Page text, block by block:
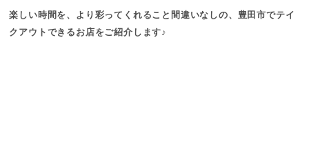
楽しい時間を、より彩ってくれること間違いなしの、豊田市でテイ
クアウトできるお店をご紹介します♪